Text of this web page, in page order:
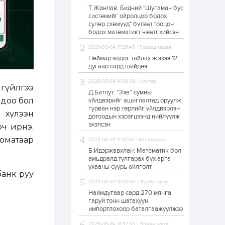
бол
ирнэ.
руу
ЗГ: Автобензин,
дизель түлшний
онцгой албан
татварыг тэглэлээ
1 өдөр 2
З.Мэндсайхан:
Хүнсний нөөцийг
бэлтгэх агуулах,
зоорь бэлтгэх ААН-
үүдэд хөнгөлөлттэй
зээл олгоно
1 өдөр 1 0
Европ дахь
соёлын наадам
боллоо
1 өдөр 2
Өнгөрсөн сард
металл худалдан
авчээ
1 өдөр 0 0
Т.Жанлав: Бидний "Шугаман бус
системийг ойролцоо бодох
супер схемүүд" бүтээл тооцон
бодох математикт нээлт хийсэн
2026-08-04 17:26:48 / Гадаад мэдээ
Неймар зодог тайлах эсэхээ 12
дугаар сард шийднэ
2026-08-04 10:08:29 / Улстөр
Д.Батлут: “Зэв” сумны
үйлдвэрийг ашиглалтад оруулж,
гурван нэр төрлийг үйлдвэрлэн
дотоодын хэрэгцээнд нийлүүлж
эхэлсэн
2026-08-04 11:28:33 / Боловсрол
Б.Идэржавхлан: Математик бол
амьдралд тулгарах бүх арга
ухааны суурь ойлголт
2026-08-04 10:30:38 / Эдийн засаг
Наймдугаар сард 270 мянга
гаруй тонн шатахуун
импортлохоор баталгаажуулжээ